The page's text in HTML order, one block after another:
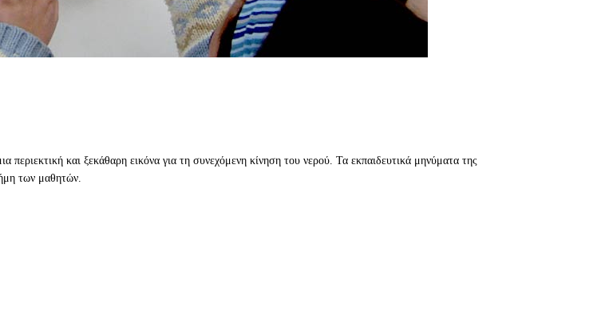
και ξεκάθαρη εικόνα για τη συνεχόμενη κίνηση του νερού. Τα εκπαιδευτικά μηνύματα της
των μαθητών.